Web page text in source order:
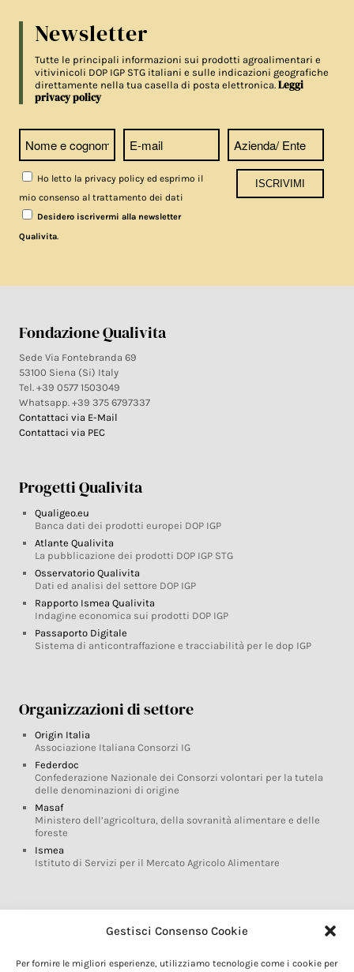
Gestisci Consenso Cookie
Per fornire le migliori esperienze, utilizziamo tecnologie come i cookie per
Newsletter
Tutte le principali informazioni sui prodotti agroalimentari e
vitivinicoli DOP IGP STG italiani e sulle indicazioni geografiche
direttamente nella tua casella di posta elettronica.Leggi
privacy policy
Ho letto la privacy policy ed esprimo il
mio consenso al trattamento dei dati
Desidero iscrivermi alla newsletter
Qualivita.
Fondazione Qualivita
Sede Via Fontebranda 69
53100 Siena (Si) Italy
Tel. +39 0577 1503049
Whatsapp. +39 375 6797337
Contattaci via E-Mail
Contattaci via PEC
Progetti Qualivita
Qualigeo.eu
Banca dati dei prodotti europei DOP IGP
Atlante Qualivita
La pubblicazione dei prodotti DOP IGP STG
Osservatorio Qualivita
Dati ed analisi del settore DOP IGP
Rapporto Ismea Qualivita
Indagine economica sui prodotti DOP IGP
Passaporto Digitale
Sistema di anticontraffazione e tracciabilità per le dop IGP
Organizzazioni di settore
Origin Italia
Associazione Italiana Consorzi IG
Federdoc
Confederazione Nazionale dei Consorzi volontari per la tutela
delle denominazioni di origine
Masaf
Ministero dell’agricoltura, della sovranità alimentare e delle
foreste
Ismea
Istituto di Servizi per il Mercato Agricolo Alimentare
Glossario DOP IGP
Marchi DOP IGP